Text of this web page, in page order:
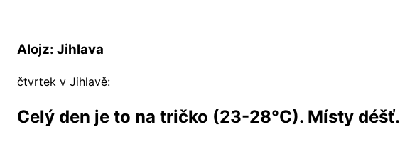
Alojz: Jihlava
čtvrtek v Jihlavě:
Celý den je to na tričko (23-28°C). Místy déšť.